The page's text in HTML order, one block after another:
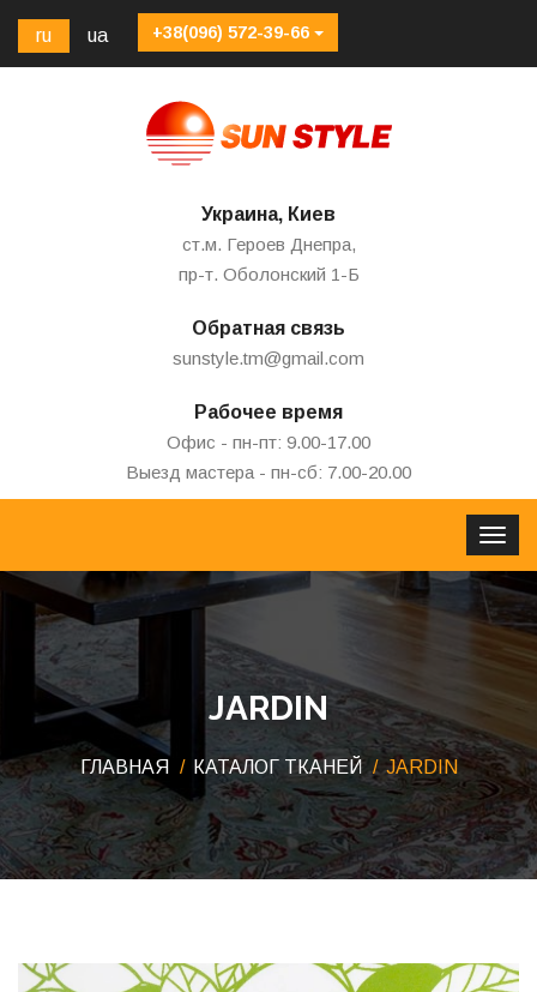
ru ua +38(096) 572-39-66
Украина, Киев
ст.м. Героев Днепра,
пр-т. Оболонский 1-Б
Обратная связь
sunstyle.tm@gmail.com
Рабочее время
Офис - пн-пт: 9.00-17.00
Выезд мастера - пн-сб: 7.00-20.00
Close
JARDIN
ГЛАВНАЯ КАТАЛОГ ТКАНЕЙ JARDIN